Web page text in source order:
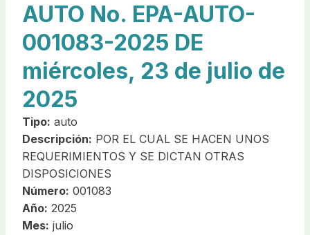
AUTO No. EPA-AUTO-
001083-2025 DE
miércoles, 23 de julio de
2025
Tipo: auto
Descripción: POR EL CUAL SE HACEN UNOS
REQUERIMIENTOS Y SE DICTAN OTRAS
DISPOSICIONES
Número: 001083
Año: 2025
Mes: julio